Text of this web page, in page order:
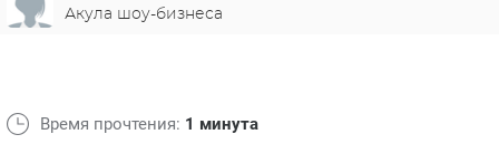
Акула шоу-бизнеса
Время прочтения: 1 минута